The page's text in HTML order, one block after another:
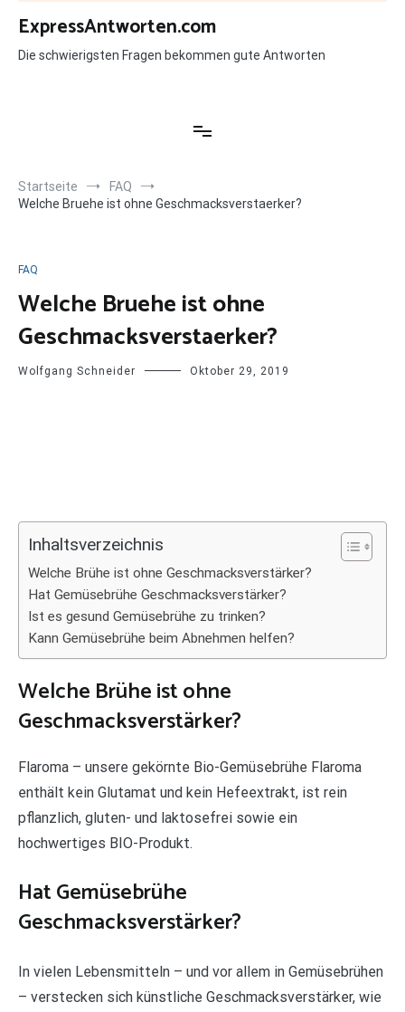
Zum
Inhalt
springen
ExpressAntworten.com
Die schwierigsten Fragen bekommen gute Antworten
Startseite
FAQ
Welche Bruehe ist ohne Geschmacksverstaerker?
FAQ
Welche Bruehe ist ohne
Geschmacksverstaerker?
Wolfgang Schneider Oktober 29, 2019
Inhaltsverzeichnis
Welche Brühe ist ohne Geschmacksverstärker?
Hat Gemüsebrühe Geschmacksverstärker?
Ist es gesund Gemüsebrühe zu trinken?
Kann Gemüsebrühe beim Abnehmen helfen?
Welche Brühe ist ohne
Geschmacksverstärker?
Flaroma – unsere gekörnte Bio-Gemüsebrühe Flaroma
enthält kein Glutamat und kein Hefeextrakt, ist rein
pflanzlich, gluten- und laktosefrei sowie ein
hochwertiges BIO-Produkt.
Hat Gemüsebrühe
Geschmacksverstärker?
In vielen Lebensmitteln – und vor allem in Gemüsebrühen
– verstecken sich künstliche Geschmacksverstärker, wie